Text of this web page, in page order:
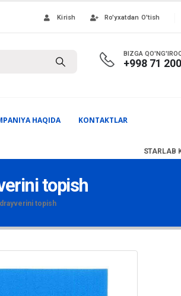
Kirish Ro'yxatdan O'tish
BIZGA
+998 71
HAQIDA KONTAKTLAR
STARLAB
topish
topish